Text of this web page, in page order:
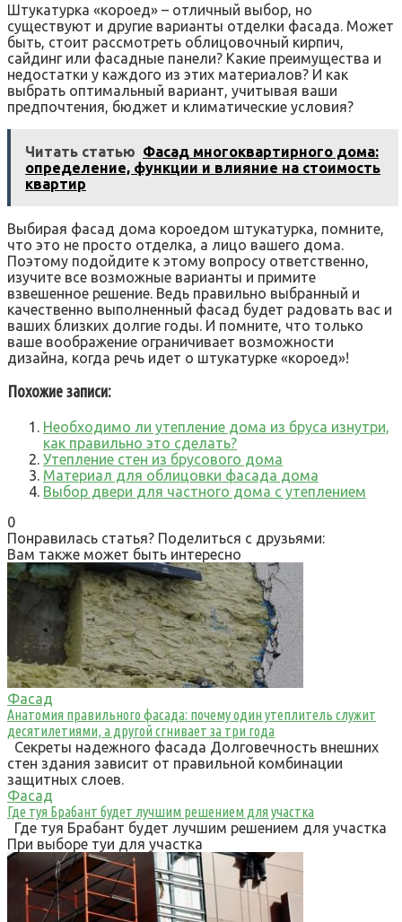
Штукатурка «короед» – отличный выбор, но
существуют и другие варианты отделки фасада. Может
быть, стоит рассмотреть облицовочный кирпич,
сайдинг или фасадные панели? Какие преимущества и
недостатки у каждого из этих материалов? И как
выбрать оптимальный вариант, учитывая ваши
предпочтения, бюджет и климатические условия?
Читать статью Фасад многоквартирного дома:
определение, функции и влияние на стоимость
квартир
Выбирая фасад дома короедом штукатурка, помните,
что это не просто отделка, а лицо вашего дома.
Поэтому подойдите к этому вопросу ответственно,
изучите все возможные варианты и примите
взвешенное решение. Ведь правильно выбранный и
качественно выполненный фасад будет радовать вас и
ваших близких долгие годы. И помните, что только
ваше воображение ограничивает возможности
дизайна, когда речь идет о штукатурке «короед»!
Похожие записи:
Необходимо ли утепление дома из бруса изнутри,
как правильно это сделать?
Утепление стен из брусового дома
Материал для облицовки фасада дома
Выбор двери для частного дома с утеплением
0
Понравилась статья? Поделиться с друзьями:
Вам также может быть интересно
Фасад
Анатомия правильного фасада: почему один утеплитель служит
десятилетиями, а другой сгнивает за три года
Секреты надежного фасада Долговечность внешних
стен здания зависит от правильной комбинации
защитных слоев.
Фасад
Где туя Брабант будет лучшим решением для участка
Где туя Брабант будет лучшим решением для участка
При выборе туи для участка